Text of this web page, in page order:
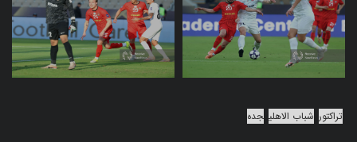
تراکتور شباب الاهلی جده